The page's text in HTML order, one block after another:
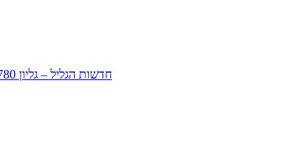
חדשות הגליל – גליון 780